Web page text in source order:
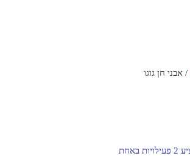
/ אבני חן גוגו